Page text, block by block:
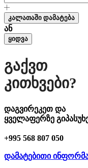
კალათაში დამატება
ან
ყიდვა
Გაქვთ
Კითხვები?
დაგვირეკეთ და
ყველაფერზე
+995 568 807 050
დამატებითი